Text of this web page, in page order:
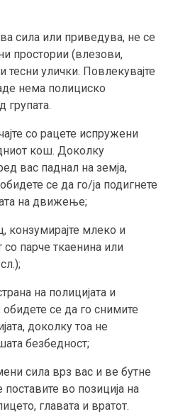
сила или приведува, не се
простории (влезови,
тесни улички. Повлекувајте
нема полициско
групата.
со рацете испружени
кош. Доколку
вас паднал на земја,
се да го/ја подигнете
на движење;
конзумирајте млеко и
со парче ткаенина или
на полицијата и
се да го снимите
доколку тоа не
безбедност;
сила врз вас и ве бутне
поставите во позиција на
главата и вратот.